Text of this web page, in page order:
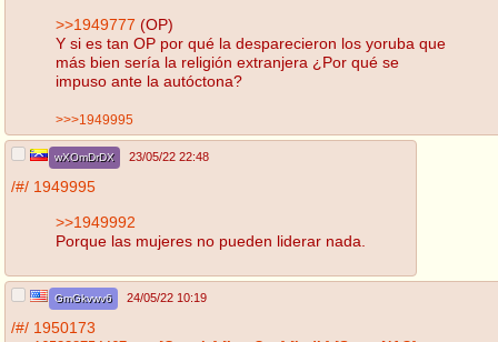
>>1949777 (OP)
Y si es tan OP por qué la desparecieron los yoruba que
más bien sería la religión extranjera ¿Por qué se
impuso ante la autóctona?
>>>1949995
wXOmDrDX 23/05/22 22:48
/#/ 1949995
>>1949992
Porque las mujeres no pueden liderar nada.
GmGkvwv6 24/05/22 10:19
/#/ 1950173